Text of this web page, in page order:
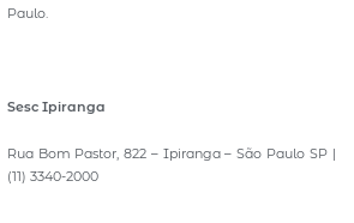
Paulo.
Sesc Ipiranga
Rua Bom Pastor, 822 – Ipiranga – São Paulo SP |
(11) 3340-2000